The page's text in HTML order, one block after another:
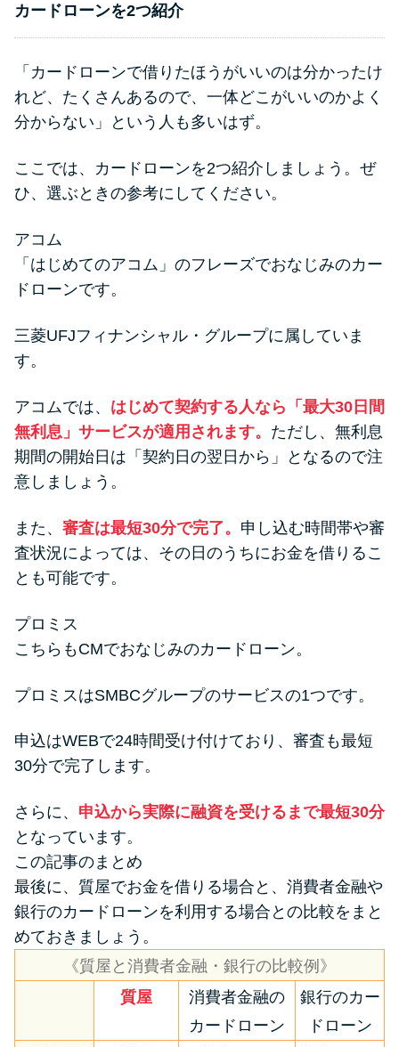
カードローンを2つ紹介
「カードローンで借りたほうがいいのは分かったけ
れど、たくさんあるので、一体どこがいいのかよく
分からない」という人も多いはず。
ここでは、カードローンを2つ紹介しましょう。ぜ
ひ、選ぶときの参考にしてください。
アコム
「はじめてのアコム」のフレーズでおなじみのカー
ドローンです。
三菱UFJフィナンシャル・グループに属していま
す。
アコムでは、 はじめて契約する人なら「最大30日間
無利息」サービスが適用されます。 ただし、無利息
期間の開始日は「契約日の翌日から」となるので注
意しましょう。
また、 審査は最短30分で完了。 申し込む時間帯や審
査状況によっては、その日のうちにお金を借りるこ
とも可能です。
プロミス
こちらもCMでおなじみのカードローン。
プロミスはSMBCグループのサービスの1つです。
申込はWEBで24時間受け付けており、審査も最短
30分で完了します。
さらに、 申込から実際に融資を受けるまで最短30分
となっています。
この記事のまとめ
最後に、質屋でお金を借りる場合と、消費者金融や
銀行のカードローンを利用する場合との比較をまと
めておきましょう。
《質屋と消費者金融・銀行の比較例》
質屋
消費者金融の
カードローン
銀行のカー
ドローン